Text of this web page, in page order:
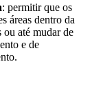
: permitir que os
áreas dentro da
ou até mudar de
e de